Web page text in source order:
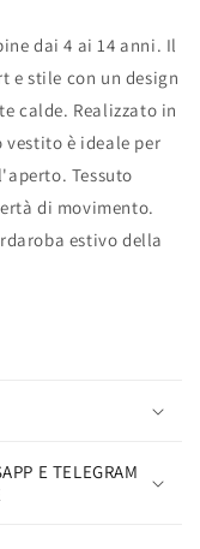
dai 4 ai 14 anni. Il
e stile con un design
calde. Realizzato in
è ideale per
Tessuto
di movimento.
estivo della
E TELEGRAM